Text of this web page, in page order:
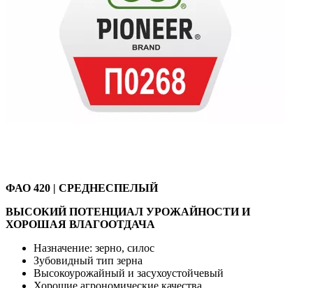
ФАО 420 | СРЕДНЕСПЕЛЫЙ
ВЫСОКИЙ ПОТЕНЦИАЛ УРОЖАЙНОСТИ И
ХОРОШАЯ ВЛАГООТДАЧА
Назначение: зерно, силос
Зубовидный тип зерна
Высокоурожайный и засухоустойчевый
Хорошие агрономические качества